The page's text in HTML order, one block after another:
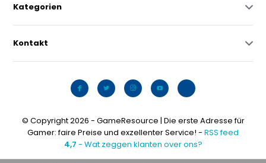
Kategorien
Kontakt
© Copyright 2026 - GameResource | Die erste Adresse für
Gamer: faire Preise und exzellenter Service! - RSS feed
4,7 - Wat zeggen klanten over ons?